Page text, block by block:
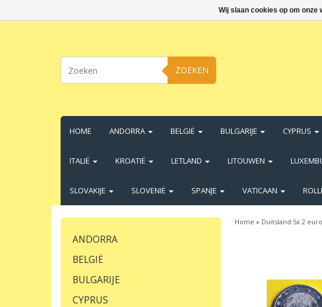
ZOEKEN
HOME ANDORRA BELGIË BULGARIJE CYPRUS
ITALIË KROATIË LETLAND LITOUWEN
SLOVAKIJE SLOVENIË SPANJE VATICAAN
ANDORRA
BELGIË
BULGARIJE
CYPRUS
Home » Duitsland 5x 2
Wij slaan cookies op om